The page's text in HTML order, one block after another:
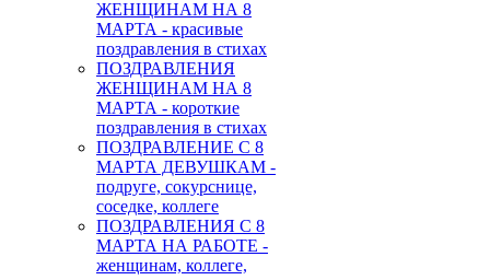
ЖЕНЩИНАМ НА 8
МАРТА - красивые
поздравления в стихах
ПОЗДРАВЛЕНИЯ
ЖЕНЩИНАМ НА 8
МАРТА - короткие
поздравления в стихах
ПОЗДРАВЛЕНИЕ С 8
МАРТА ДЕВУШКАМ -
подруге, сокурснице,
соседке, коллеге
ПОЗДРАВЛЕНИЯ С 8
МАРТА НА РАБОТЕ -
женщинам, коллеге,